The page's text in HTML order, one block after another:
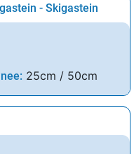
- Skigastein
25cm / 50cm